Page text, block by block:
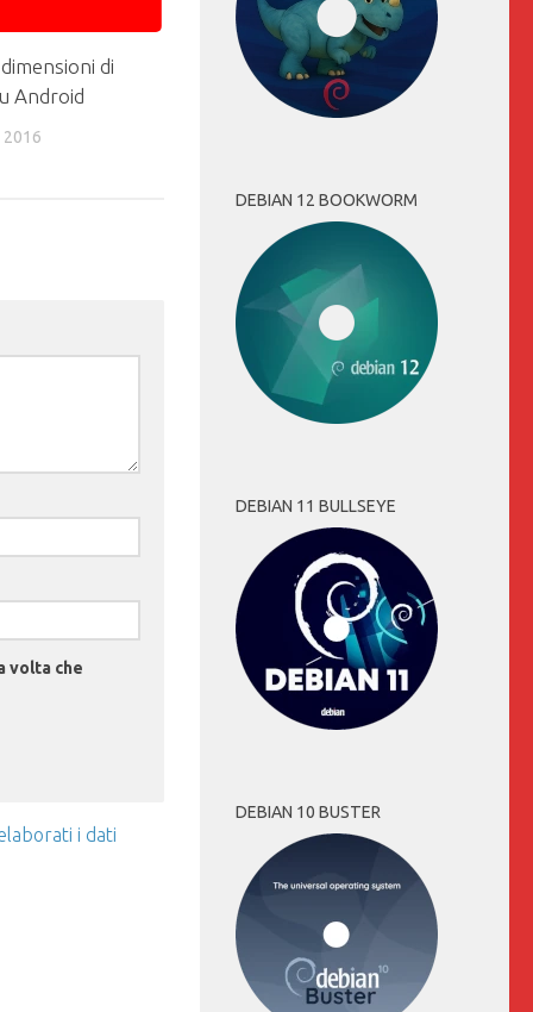
di
Android
2016
volta che
i dati
DEBIAN 12 BOOKWORM
DEBIAN 11 BULLSEYE
DEBIAN 10 BUSTER